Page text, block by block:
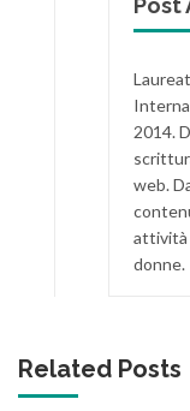
Post
2014.
web.
attività
donne.
Related Posts